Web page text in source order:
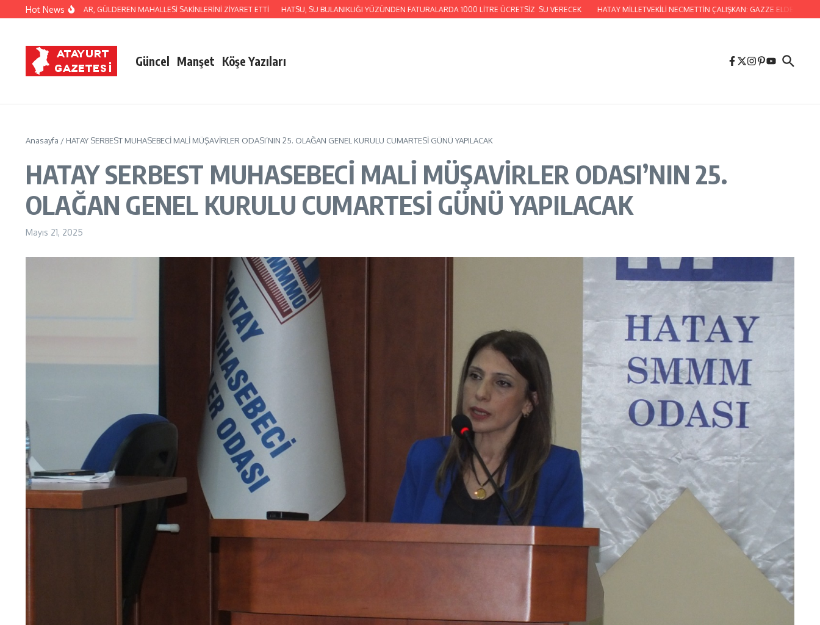
İçeriğe atlaHot News
NACİ YAPAR, GÜLDEREN MAHALLESİ SAKİNLERİNİ ZİYARET ETTİ HATSU, SU BULANIKLIĞI YÜZÜNDEN FATURALARDA 1000 LİTRE ÜCRETSİZ SU VERECEK HATAY MİLLETVEKİLİ NECMETTİN ÇALIŞKAN: GAZZE ELDEN GİDİYOR,
Güncel Manşet Köşe Yazıları
Anasayfa / HATAY SERBEST MUHASEBECİ MALİ MÜŞAVİRLER ODASI’NIN 25. OLAĞAN GENEL KURULU CUMARTESİ GÜNÜ YAPILACAK
HATAY SERBEST MUHASEBECİ MALİ MÜŞAVİRLER ODASI’NIN 25.
OLAĞAN GENEL KURULU CUMARTESİ GÜNÜ YAPILACAK
Mayıs 21, 2025